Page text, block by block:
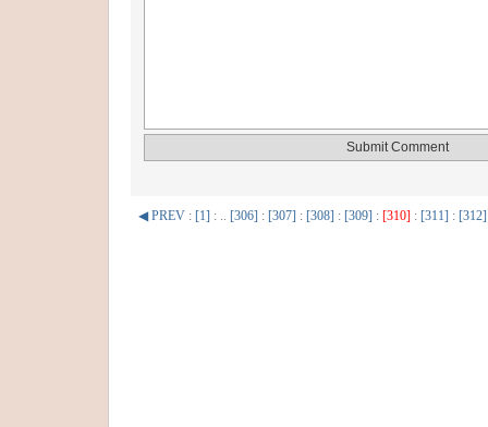
◀ PREV : [1] : .. [306] : [307] : [308] : [309] : [310] : [311] : [312]